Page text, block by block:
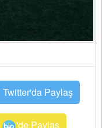
Twitter'da Paylaş
'de Paylaş